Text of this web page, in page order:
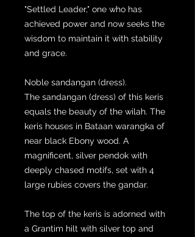
"Settled Leader," one who has
achieved power and now seeks the
wisdom to maintain it with stability
and grace.
Noble sandangan (dress).
The sandangan (dress) of this keris
equals the beauty of the wilah. The
keris houses in Bataan warangka of
near black Ebony wood. A
magnificent, silver pendok with
deeply chased motifs, set with 4
large rubies covers the gandar.
The top of the keris is adorned with
a Grantim hilt with silver top and